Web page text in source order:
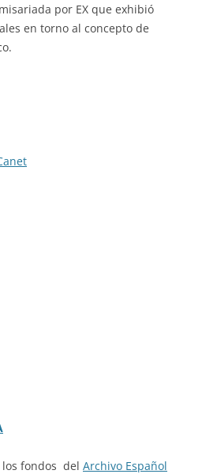
por EX que exhibió
en torno al concepto de
fondos del Archivo Español